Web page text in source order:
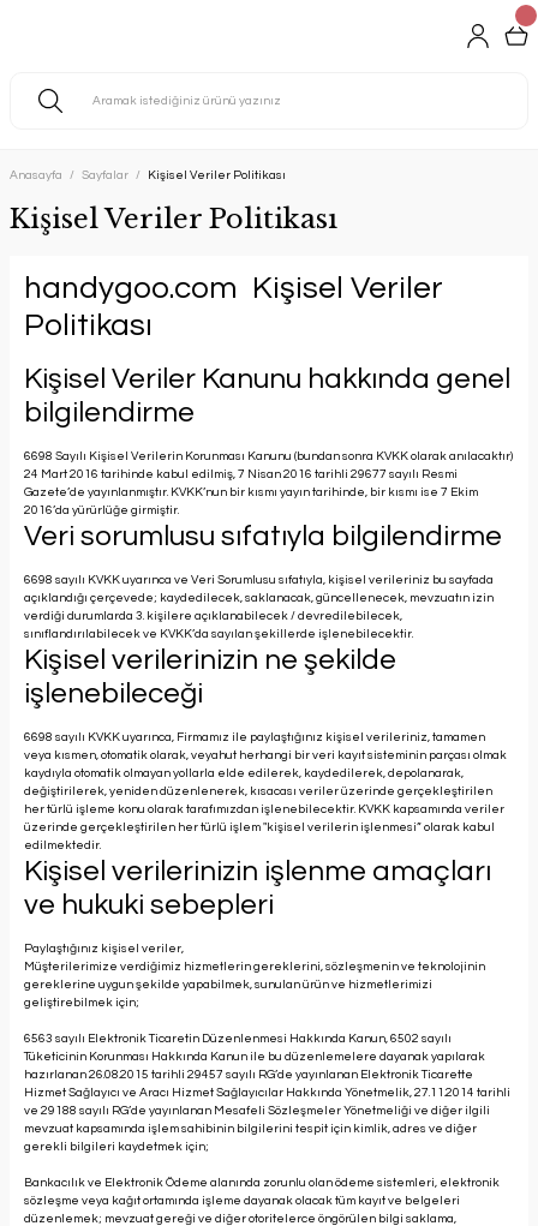
Anasayfa Sayfalar Kişisel Veriler Politikası
Kişisel Veriler Politikası
handygoo.com
Kişisel Veriler
Politikası
Kişisel Veriler Kanunu hakkında genel
bilgilendirme
6698 Sayılı Kişisel Verilerin Korunması Kanunu (bundan sonra KVKK olarak anılacaktır)
24 Mart 2016 tarihinde kabul edilmiş, 7 Nisan 2016 tarihli 29677 sayılı Resmi
Gazete’de yayınlanmıştır. KVKK’nun bir kısmı yayın tarihinde, bir kısmı ise 7 Ekim
2016’da yürürlüğe girmiştir.
Veri sorumlusu sıfatıyla bilgilendirme
6698 sayılı KVKK uyarınca ve Veri Sorumlusu sıfatıyla, kişisel verileriniz bu sayfada
açıklandığı çerçevede; kaydedilecek, saklanacak, güncellenecek, mevzuatın izin
verdiği durumlarda 3. kişilere açıklanabilecek / devredilebilecek,
sınıflandırılabilecek ve KVKK’da sayılan şekillerde işlenebilecektir.
Kişisel verilerinizin ne şekilde
işlenebileceği
6698 sayılı KVKK uyarınca, Firmamız ile paylaştığınız kişisel verileriniz, tamamen
veya kısmen, otomatik olarak, veyahut herhangi bir veri kayıt sisteminin parçası olmak
kaydıyla otomatik olmayan yollarla elde edilerek, kaydedilerek, depolanarak,
değiştirilerek, yeniden düzenlenerek, kısacası veriler üzerinde gerçekleştirilen
her türlü işleme konu olarak tarafımızdan işlenebilecektir. KVKK kapsamında veriler
üzerinde gerçekleştirilen her türlü işlem "kişisel verilerin işlenmesi” olarak kabul
edilmektedir.
Kişisel verilerinizin işlenme amaçları
ve hukuki sebepleri
Paylaştığınız kişisel veriler,
Müşterilerimize verdiğimiz hizmetlerin gereklerini, sözleşmenin ve teknolojinin
gereklerine uygun şekilde yapabilmek, sunulan ürün ve hizmetlerimizi
geliştirebilmek için;
6563 sayılı Elektronik Ticaretin Düzenlenmesi Hakkında Kanun, 6502 sayılı
Tüketicinin Korunması Hakkında Kanun ile bu düzenlemelere dayanak yapılarak
hazırlanan 26.08.2015 tarihli 29457 sayılı RG’de yayınlanan Elektronik Ticarette
Hizmet Sağlayıcı ve Aracı Hizmet Sağlayıcılar Hakkında Yönetmelik, 27.11.2014 tarihli
ve 29188 sayılı RG’de yayınlanan Mesafeli Sözleşmeler Yönetmeliği ve diğer ilgili
mevzuat kapsamında işlem sahibinin bilgilerini tespit için kimlik, adres ve diğer
gerekli bilgileri kaydetmek için;
Bankacılık ve Elektronik Ödeme alanında zorunlu olan ödeme sistemleri, elektronik
sözleşme veya kağıt ortamında işleme dayanak olacak tüm kayıt ve belgeleri
düzenlemek; mevzuat gereği ve diğer otoritelerce öngörülen bilgi saklama,